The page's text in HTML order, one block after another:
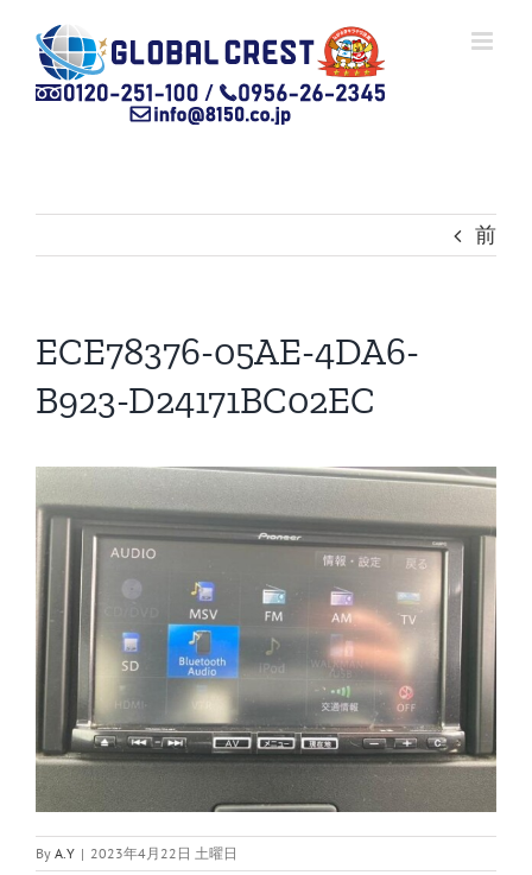
content
前
ECE78376-05AE-4DA6-
B923-D24171BC02EC
By A.Y | 2023年4月22日 土曜日